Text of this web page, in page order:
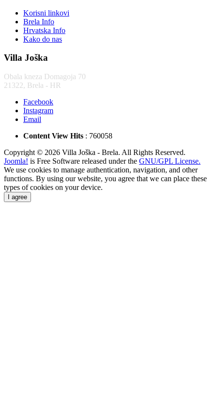
Korisni linkovi
Brela Info
Hrvatska Info
Kako do nas
Villa Joška
Obala kneza Domagoja 70
21322, Brela - HR
Facebook
Instagram
Email
Content View Hits : 760058
Copyright © 2026 Villa Joška - Brela. All Rights Reserved.
Joomla! is Free Software released under the GNU/GPL License.
We use cookies to manage authentication, navigation, and other
functions. By using our website, you agree that we can place these
types of cookies on your device.
I agree